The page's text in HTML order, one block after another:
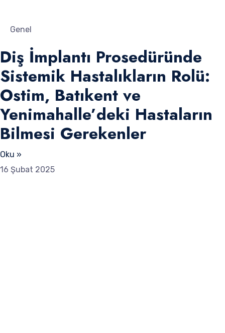
Genel
Diş İmplantı Prosedüründe
Sistemik Hastalıkların Rolü:
Ostim, Batıkent ve
Yenimahalle’deki Hastaların
Bilmesi Gerekenler
Oku »
16 Şubat 2025